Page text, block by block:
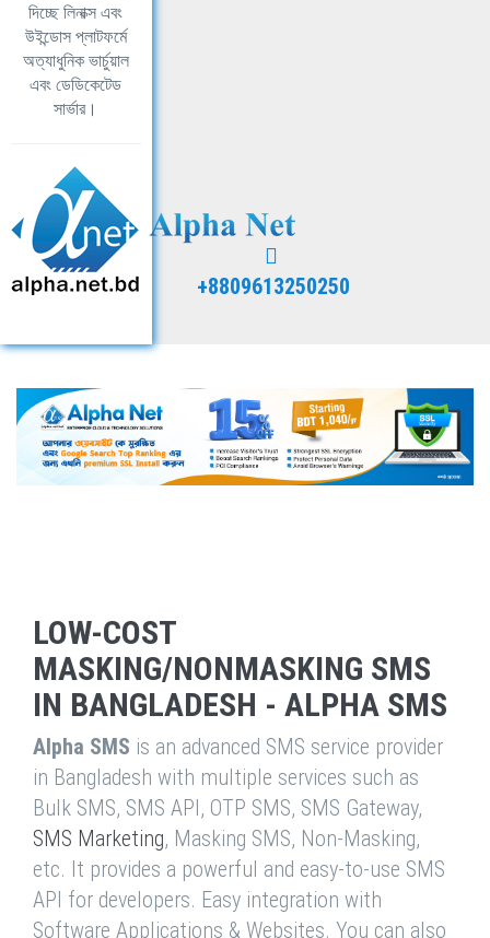
দিচ্ছে লিনাক্স এবং
উইন্ডোস প্লাটফর্মে
অত্যাধুনিক ভার্চুয়াল
এবং ডেডিকেটেড
সার্ভার।
+8809613250250
LOW-COST
MASKING/NONMASKING SMS
IN BANGLADESH - ALPHA SMS
Alpha SMS is an advanced SMS service provider
in Bangladesh with multiple services such as
Bulk SMS, SMS API, OTP SMS, SMS Gateway,
SMS Marketing, Masking SMS, Non-Masking,
etc. It provides a powerful and easy-to-use SMS
API for developers. Easy integration with
Software Applications & Websites. You can also